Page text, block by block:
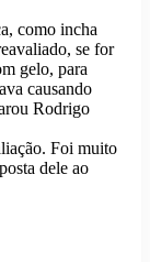
como incha
se for
gelo, para
causando
Rodrigo
Foi muito
dele ao